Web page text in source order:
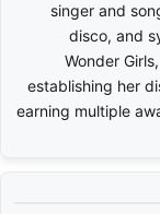
singer and
disco, and
Wonder
establishing her
earning multiple